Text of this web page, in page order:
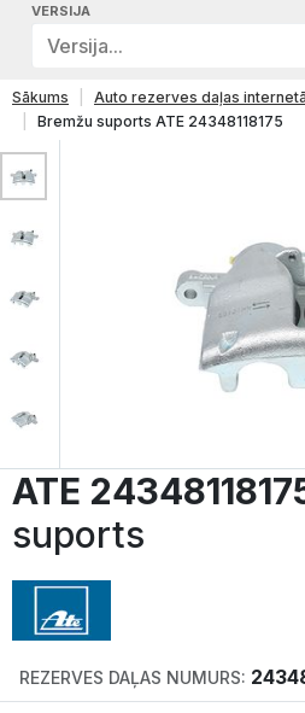
VERSIJA
Versija...
Sākums
Auto rezerves daļas
Bremžu suports ATE 24348118175
ATE
suports
REZERVES DAĻAS NUMURS: